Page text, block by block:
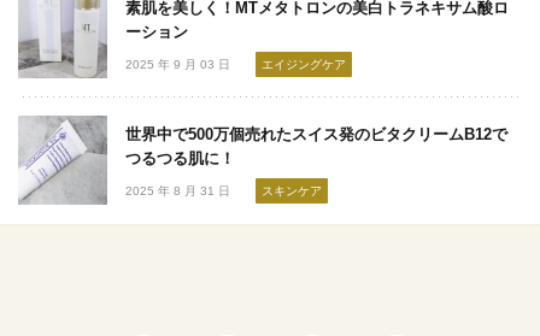
素肌を美しく！MTメタトロンの美白トラネキサム酸ロ
ーション
2025 年 9 月 03 日 エイジングケア
世界中で500万個売れたスイス発のビタクリームB12で
つるつる肌に！
2025 年 8 月 31 日 スキンケア